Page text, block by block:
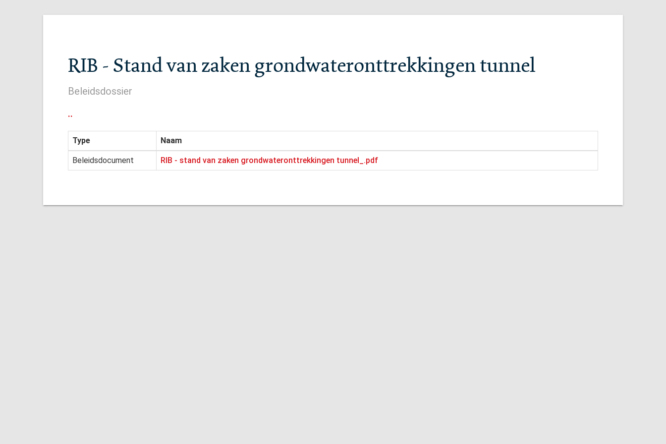
RIB - Stand van zaken grondwateronttrekkingen tunnel
Beleidsdossier
..
Type Naam
Beleidsdocument RIB - stand van zaken grondwateronttrekkingen tunnel_.pdf